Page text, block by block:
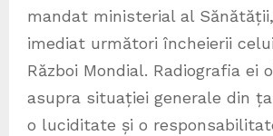
mandat ministerial al
imediat următori încheierii
Război Mondial. Radiografia ei
asupra situației generale din
o luciditate și o